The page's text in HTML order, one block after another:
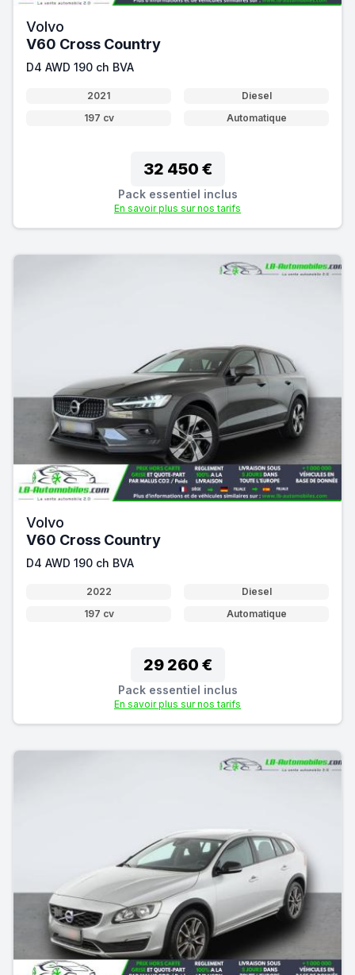
Volvo
V60 Cross Country
D4 AWD 190 ch BVA
2021
Diesel
197 cv
Automatique
32 450 €
Pack essentiel inclus
En savoir plus sur nos tarifs
Volvo
V60 Cross Country
D4 AWD 190 ch BVA
2022
Diesel
197 cv
Automatique
29 260 €
Pack essentiel inclus
En savoir plus sur nos tarifs